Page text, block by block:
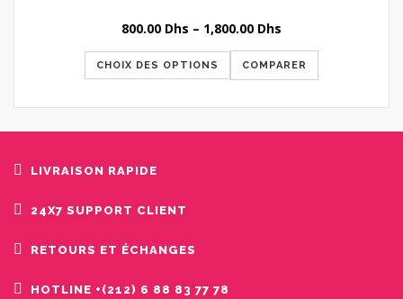
800.00 Dhs – 1,800.00 Dhs
CHOIX DES OPTIONS COMPARER
LIVRAISON RAPIDE
24X7 SUPPORT CLIENT
RETOURS ET ÉCHANGES
HOTLINE +(212) 6 88 83 77 78